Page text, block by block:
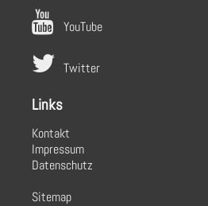
YouTube
Twitter
Links
Kontakt
Impressum
Datenschutz
Sitemap